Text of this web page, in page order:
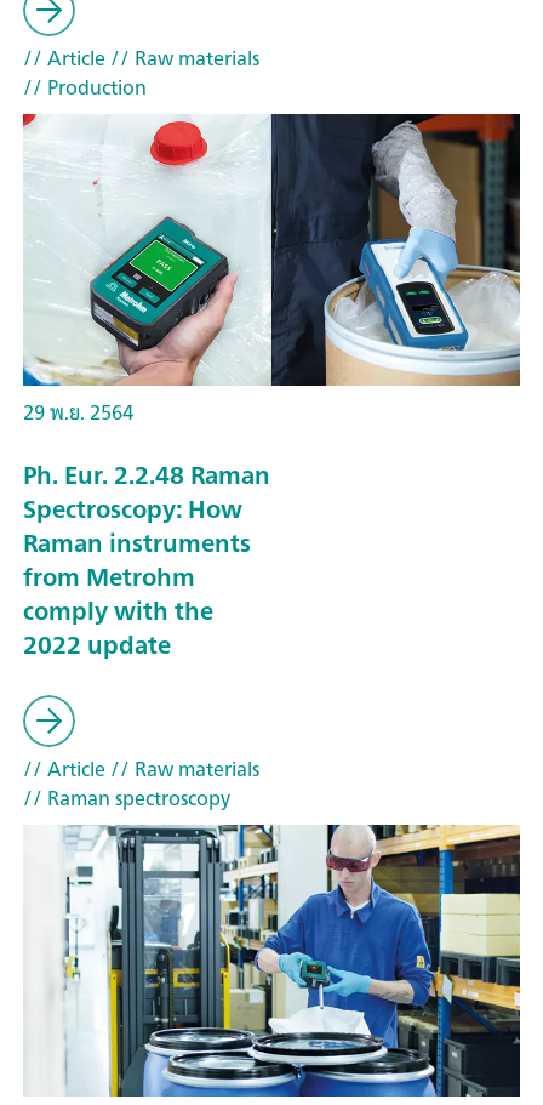
// Article// Raw materials
// Production
29 พ.ย. 2564
Ph. Eur. 2.2.48 Raman
Spectroscopy: How
Raman instruments
from Metrohm
comply with the
2022 update
// Article// Raw materials
// Raman spectroscopy